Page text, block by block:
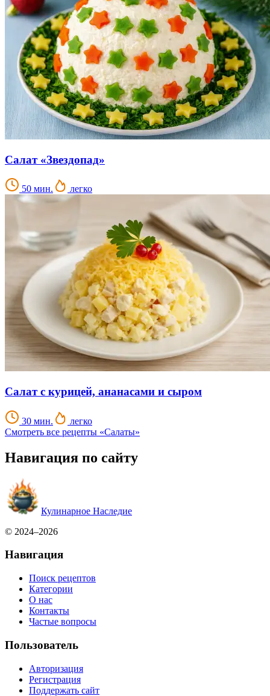
Салат «Звездопад»
50 мин. легко
Салат с курицей, ананасами и сыром
30 мин.
легко
Смотреть все рецепты «Салаты»
Навигация по сайту
Кулинарное Наследие
© 2024–2026
Навигация
Поиск рецептов
Категории
О нас
Контакты
Частые вопросы
Пользователь
Авторизация
Регистрация
Поддержать сайт